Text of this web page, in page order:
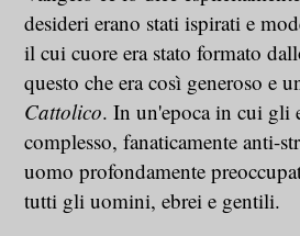
desideri erano stati ispirati e
il cui cuore era stato formato
questo che era così generoso e
Cattolico. In un'epoca in cui gli
complesso, fanaticamente anti-
uomo profondamente
tutti gli uomini, ebrei e gentili.